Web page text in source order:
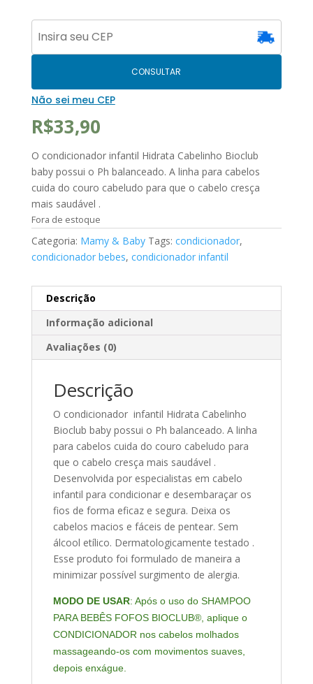
CONSULTAR
Não sei meu CEP
R$33,90
O condicionador infantil Hidrata Cabelinho Bioclub
baby possui o Ph balanceado. A linha para cabelos
cuida do couro cabeludo para que o cabelo cresça
mais saudável .
Fora de estoque
Categoria: Mamy & Baby Tags: condicionador,
condicionador bebes, condicionador infantil
Descrição
Informação adicional
Avaliações (0)
Descrição
O condicionador infantil Hidrata Cabelinho
Bioclub baby possui o Ph balanceado. A linha
para cabelos cuida do couro cabeludo para
que o cabelo cresça mais saudável .
Desenvolvida por especialistas em cabelo
infantil para condicionar e desembaraçar os
fios de forma eficaz e segura. Deixa os
cabelos macios e fáceis de pentear. Sem
álcool etílico. Dermatologicamente testado .
Esse produto foi formulado de maneira a
minimizar possível surgimento de alergia.
MODO DE USAR: Após o uso do SHAMPOO
PARA BEBÊS FOFOS BIOCLUB®, aplique o
CONDICIONADOR nos cabelos molhados
massageando-os com movimentos suaves,
depois enxágue.